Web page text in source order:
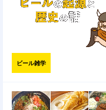
ビール雑学